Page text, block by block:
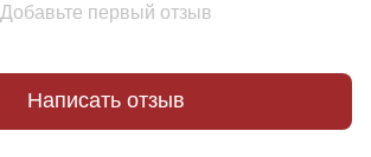
Добавьте первый отзыв
Написать отзыв